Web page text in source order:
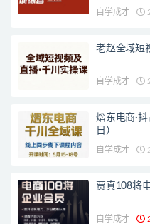
自学成才
老赵全域短
自学成才
熠东电商·
日）
自学成才
贾真108将
自学成才